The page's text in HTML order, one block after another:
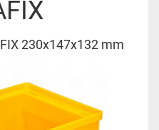
230x147x132 mm